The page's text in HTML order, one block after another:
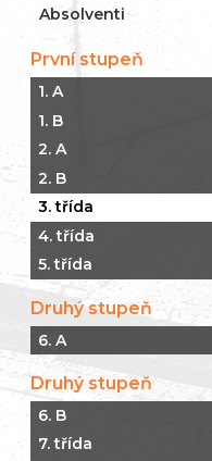
Absolventi
První stupeň
1. A
1. B
2. A
2. B
3. třída
4. třída
5. třída
Druhý stupeň
6. A
Druhý stupeň
6. B
7. třída